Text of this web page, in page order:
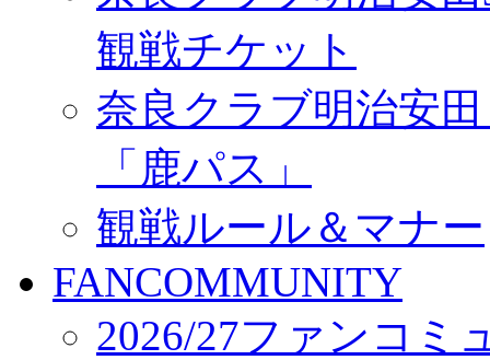
観戦チケット
奈良クラブ明治安
「鹿パス」
観戦ルール＆マナー
FANCOMMUNITY
2026/27ファンコミ